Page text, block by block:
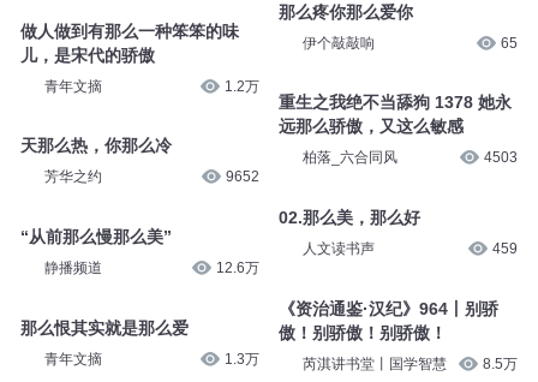
做人做到有那么一种笨笨的味
儿，是宋代的骄傲
青年文摘 1.2万
天那么热，你那么冷
芳华之约 9652
“从前那么慢那么美”
静播频道 12.6万
那么恨其实就是那么爱
青年文摘 1.3万
那么疼你那么爱你
伊个敲敲响 65
重生之我绝不当舔狗 1378 她永
远那么骄傲，又这么敏感
柏落_六合同风 4503
02.那么美，那么好
人文读书声 459
《资治通鉴·汉纪》964丨别骄
傲！别骄傲！别骄傲！
芮淇讲书堂丨国学智慧 8.5万